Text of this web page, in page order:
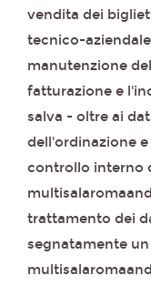
vendita dei
tecnico-
manutenzione
fatturazione e
salva - oltre ai
dell'ordinazione
controllo interno
trattamento dei
segnatamente